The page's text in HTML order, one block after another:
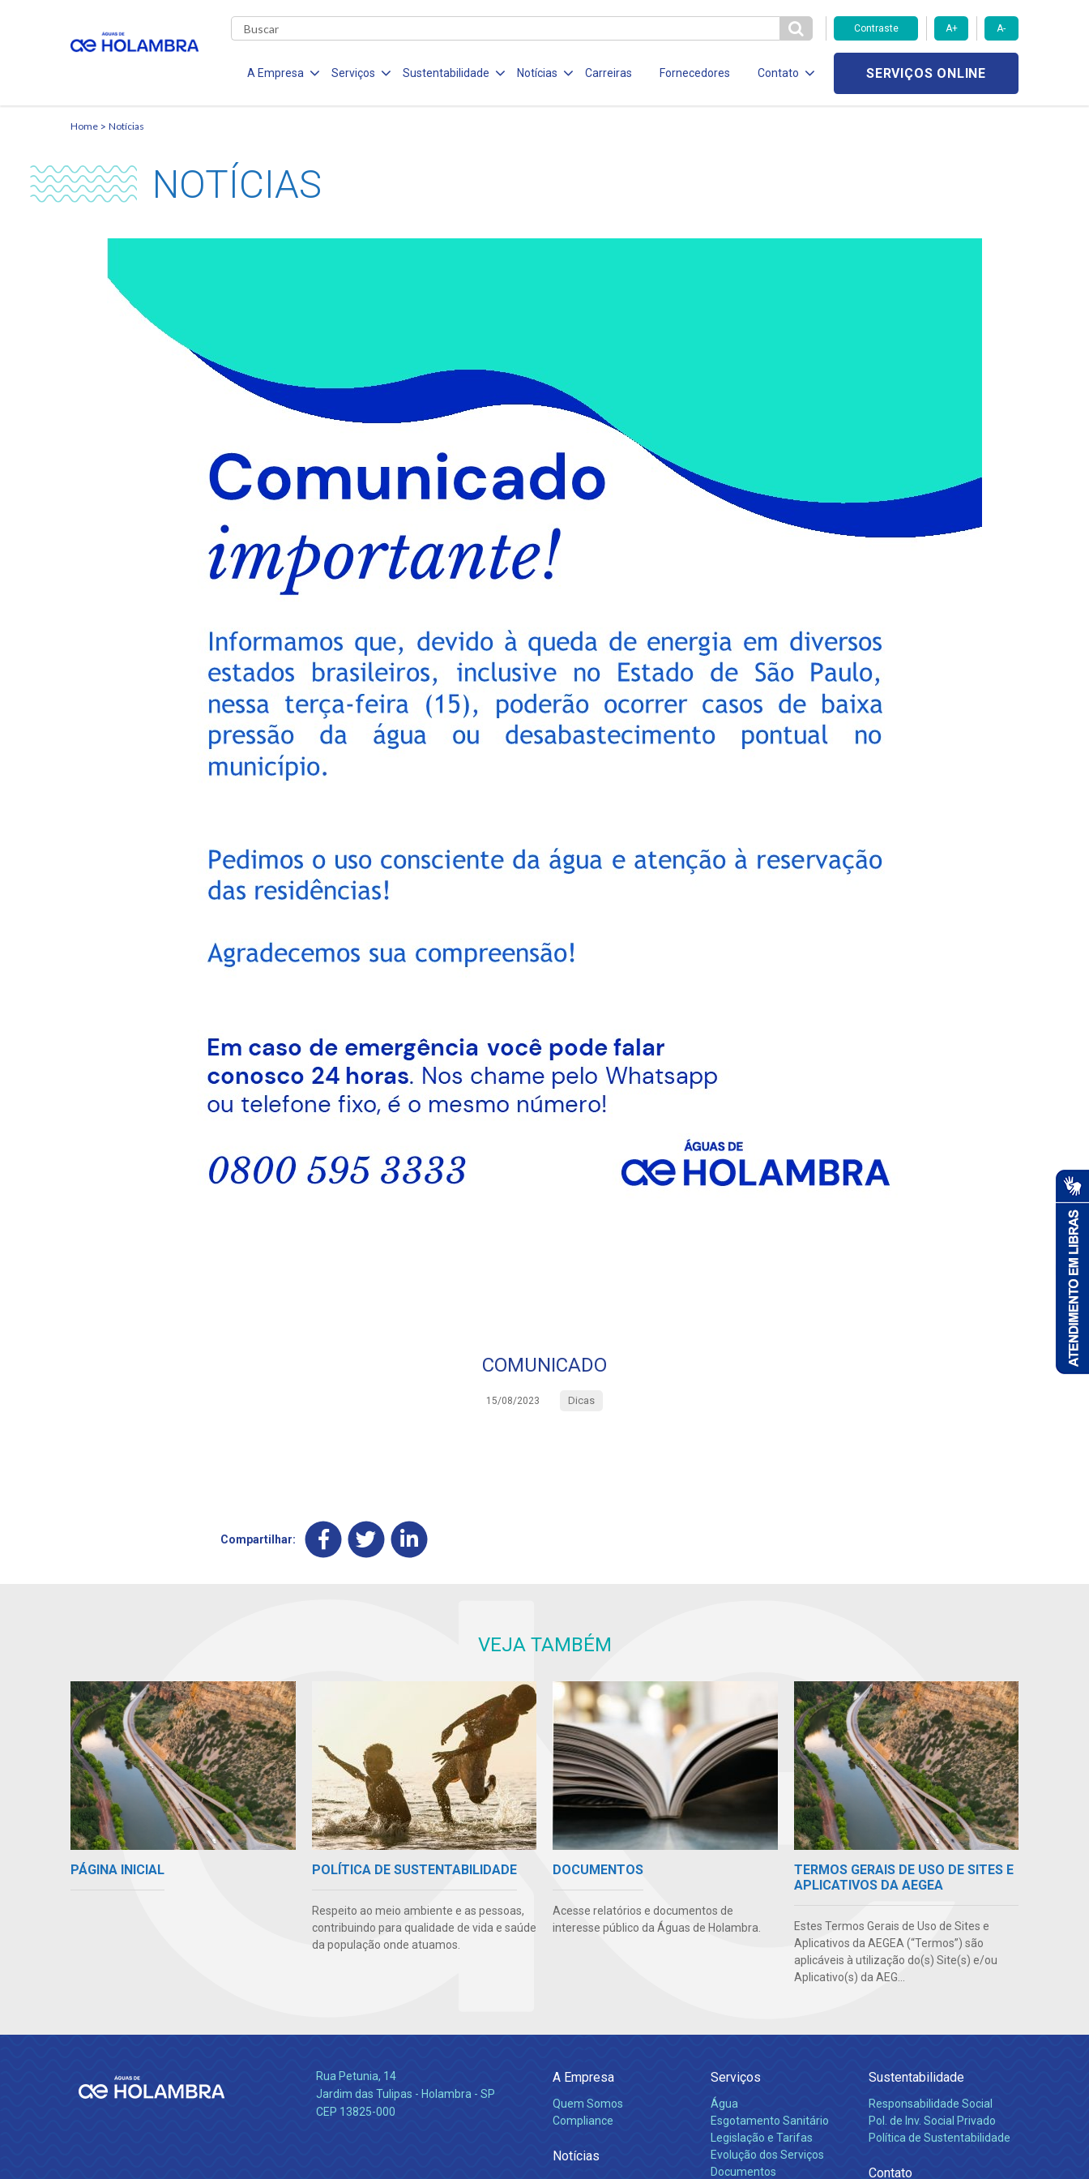
Contraste A+ A-
A Empresa Serviços Sustentabilidade Notícias Carreiras Fornecedores Contato SERVIÇOS ONLINE
Home Notícias
NOTÍCIAS
COMUNICADO
15/08/2023 Dicas
Compartilhar:
VEJA TAMBÉM
PÁGINA INICIAL POLÍTICA DE SUSTENTABILIDADE
Respeito ao meio ambiente e as pessoas,
contribuindo para qualidade de vida e saúde
da população onde atuamos.
DOCUMENTOS
Acesse relatórios e documentos de
interesse público da Águas de Holambra.
TERMOS GERAIS DE USO DE SITES E
APLICATIVOS DA AEGEA
Estes Termos Gerais de Uso de Sites e
Aplicativos da AEGEA (“Termos”) são
aplicáveis à utilização do(s) Site(s) e/ou
Aplicativo(s) da AEG...
Rua Petunia, 14
Jardim das Tulipas - Holambra - SP
CEP 13825-000
A Empresa
Quem Somos
Compliance
Notícias
Serviços
Água
Esgotamento Sanitário
Legislação e Tarifas
Evolução dos Serviços
Documentos
Sustentabilidade
Responsabilidade Social
Pol. de Inv. Social Privado
Política de Sustentabilidade
Contato